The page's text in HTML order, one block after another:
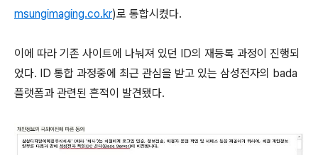
msungimaging.co.kr)로 통합시켰다.
이에 따라 기존 사이트에 나눠져 있던 ID의 재등록 과정이 진행되
었다. ID 통합 과정중에 최근 관심을 받고 있는 삼성전자의 bada
플랫폼과 관련된 흔적이 발견됐다.